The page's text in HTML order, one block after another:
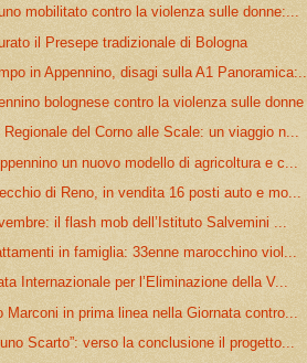
mobilitato contro la violenza sulle donne:...
il Presepe tradizionale di Bologna
in Appennino, disagi sulla A1
bolognese contro la violenza sulle donne
Regionale del Corno alle Scale: un viaggio n...
un nuovo modello di agricoltura e c...
di Reno, in vendita 16 posti auto e mo...
il flash mob dell’Istituto Salvemini ...
in famiglia: 33enne marocchino viol...
Internazionale per l’Eliminazione della V...
Marconi in prima linea nella Giornata contro...
Scarto”: verso la conclusione il progetto...